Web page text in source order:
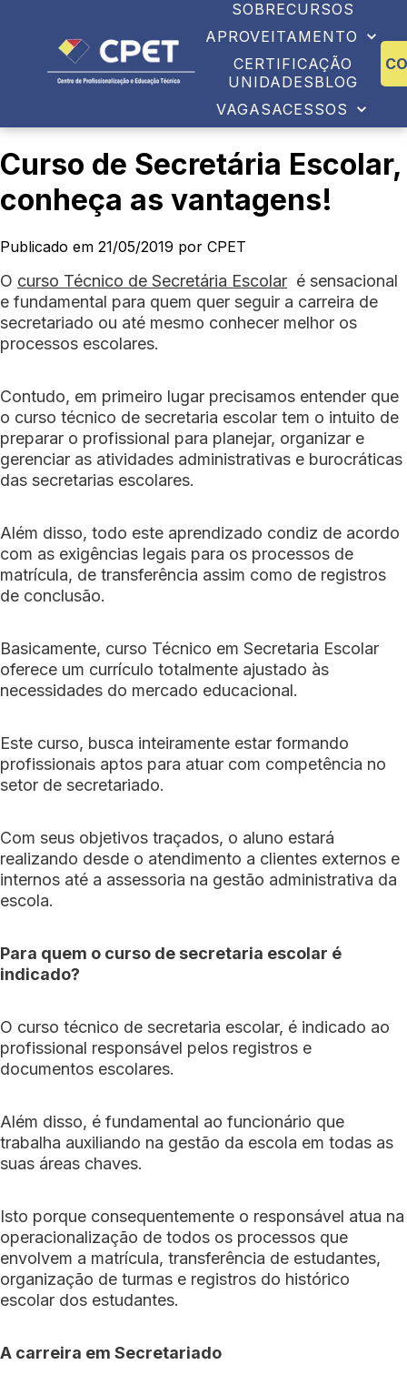
SOBRECURSOS
APROVEITAMENTO
CERTIFICAÇÃO
UNIDADESBLOG
VAGASACESSOS
Curso de Secretária Escolar,
conheça as vantagens!
Publicado em 21/05/2019 por CPET
O curso Técnico de Secretária Escolar é sensacional
e fundamental para quem quer seguir a carreira de
secretariado ou até mesmo conhecer melhor os
processos escolares.
Contudo, em primeiro lugar precisamos entender que
o curso técnico de secretaria escolar tem o intuito de
preparar o profissional para planejar, organizar e
gerenciar as atividades administrativas e burocráticas
das secretarias escolares.
Além disso, todo este aprendizado condiz de acordo
com as exigências legais para os processos de
matrícula, de transferência assim como de registros
de conclusão.
Basicamente, curso Técnico em Secretaria Escolar
oferece um currículo totalmente ajustado às
necessidades do mercado educacional.
Este curso, busca inteiramente estar formando
profissionais aptos para atuar com competência no
setor de secretariado.
Com seus objetivos traçados, o aluno estará
realizando desde o atendimento a clientes externos e
internos até a assessoria na gestão administrativa da
escola.
Para quem o curso de secretaria escolar é
indicado?
O curso técnico de secretaria escolar, é indicado ao
profissional responsável pelos registros e
documentos escolares.
Além disso, é fundamental ao funcionário que
trabalha auxiliando na gestão da escola em todas as
suas áreas chaves.
Isto porque consequentemente o responsável atua na
operacionalização de todos os processos que
envolvem a matrícula, transferência de estudantes,
organização de turmas e registros do histórico
escolar dos estudantes.
A carreira em Secretariado